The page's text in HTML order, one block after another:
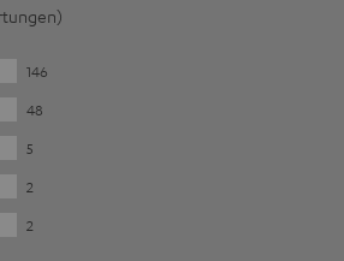
146
48
5
2
2